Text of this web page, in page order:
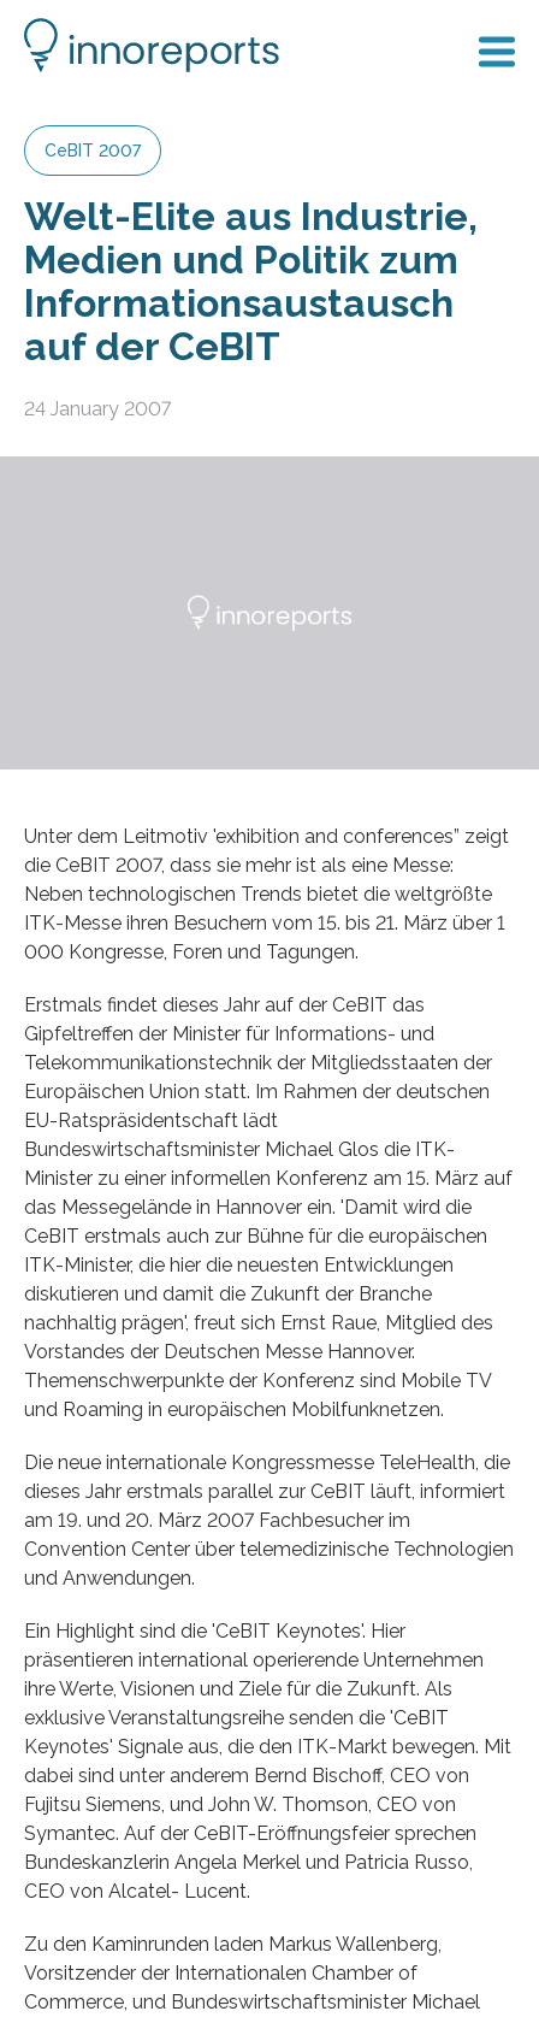
CeBIT 2007
Welt-Elite aus Industrie,
Medien und Politik zum
Informationsaustausch
auf der CeBIT
24 January 2007
Unter dem Leitmotiv 'exhibition and conferences” zeigt
die CeBIT 2007, dass sie mehr ist als eine Messe:
Neben technologischen Trends bietet die weltgrößte
ITK-Messe ihren Besuchern vom 15. bis 21. März über 1
000 Kongresse, Foren und Tagungen.
Erstmals findet dieses Jahr auf der CeBIT das
Gipfeltreffen der Minister für Informations- und
Telekommunikationstechnik der Mitgliedsstaaten der
Europäischen Union statt. Im Rahmen der deutschen
EU-Ratspräsident­schaft lädt
Bundeswirtschaftsminister Michael Glos die ITK-
Minister zu einer informellen Konferenz am 15. März auf
das Messegelände in Hannover ein. 'Damit wird die
CeBIT erstmals auch zur Bühne für die europäischen
ITK-Minister, die hier die neuesten Entwicklungen
diskutieren und damit die Zukunft der Branche
nachhaltig prägen', freut sich Ernst Raue, Mitglied des
Vorstandes der Deutschen Messe Hannover.
Themenschwerpunkte der Konferenz sind Mobile TV
und Roaming in europäischen Mobilfunknetzen.
Die neue internationale Kongressmesse TeleHealth, die
dieses Jahr erstmals parallel zur CeBIT läuft, informiert
am 19. und 20. März 2007 Fachbesucher im
Convention Center über telemedizinische Technologien
und Anwendungen.
Ein Highlight sind die 'CeBIT Keynotes'. Hier
präsentieren international operierende Unternehmen
ihre Werte, Visionen und Ziele für die Zukunft. Als
exklusive Veranstaltungsreihe senden die 'CeBIT
Keynotes' Signale aus, die den ITK-Markt bewegen. Mit
dabei sind unter anderem Bernd Bischoff, CEO von
Fujitsu Siemens, und John W. Thomson, CEO von
Symantec. Auf der CeBIT-Eröffnungsfeier sprechen
Bundeskanzlerin Angela Merkel und Patricia Russo,
CEO von Alcatel- Lucent.
Zu den Kaminrunden laden Markus Wallenberg,
Vorsitzender der Internationalen Chamber of
Commerce, und Bundeswirtschafts­minister Michael